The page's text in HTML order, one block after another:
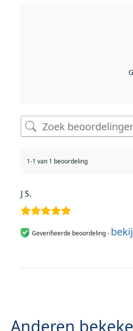
1-1 van 1 beoordeling
J S.
Geverifieerde beoordeling -
Anderen